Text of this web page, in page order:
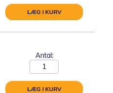
LÆG I KURV
Antal:
LÆG I KURV